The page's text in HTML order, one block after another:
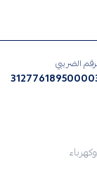
الضريبي